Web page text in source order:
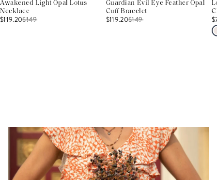
Awakened Light Opal Lotus
Necklace
$119.20$149
Guardian Evil Eye Feather Opal
Cuff Bracelet
$119.20$149